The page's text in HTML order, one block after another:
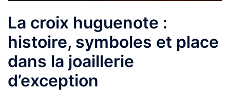
La croix huguenote :
histoire, symboles et place
dans la joaillerie
d’exception